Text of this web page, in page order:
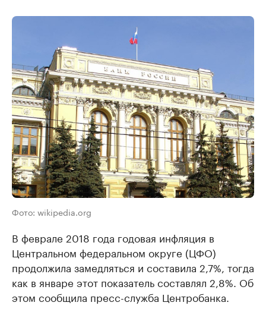
Фото: wikipedia.org
В феврале 2018 года годовая инфляция в
Центральном федеральном округе (ЦФО)
продолжила замедляться и составила 2,7%, тогда
как в январе этот показатель составлял 2,8%. Об
этом сообщила пресс-служба Центробанка.